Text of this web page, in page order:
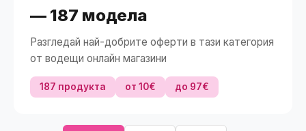
— 187 модела
Разгледай най-добрите оферти в тази категория
от водещи онлайн магазини
187 продукта от 10€ до 97€